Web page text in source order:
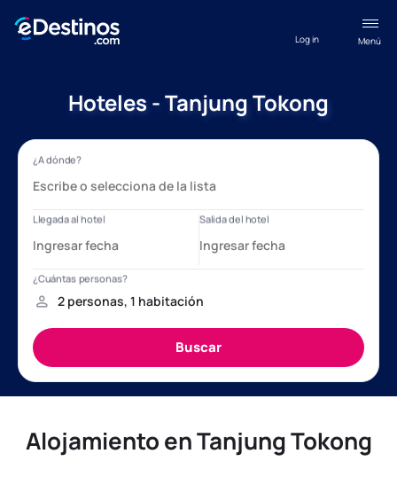
Menú
Log in
Hoteles - Tanjung Tokong
Alojamiento en Tanjung Tokong